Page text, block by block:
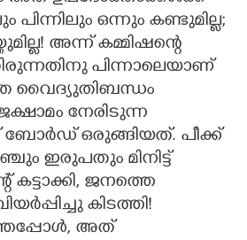
പിന്നിലും ഒന്നും കണ്ടുമില്ല;
അന്ന് കമ്മിഷന്റെ
പിന്നാലെയാണ്
വൈദ്യുതിബന്ധം
നേരിടുന്ന
ബോർഡ് ഒരുങ്ങിയത്. പീക്ക്
ഇരുപതും മിനിട്ട്
കട്ടാക്കി,​ ജനത്തെ
കിടത്തി!
അത്